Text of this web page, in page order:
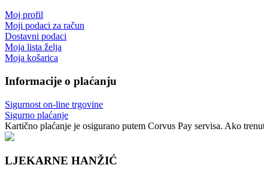
Moj profil
Moji podaci za račun
Dostavni podaci
Moja lista želja
Moja košarica
Informacije o plaćanju
Sigurnost on-line trgovine
Sigurno plaćanje
Kartično plaćanje je osigurano putem Corvus Pay servisa. Ako
LJEKARNE HANŽIĆ